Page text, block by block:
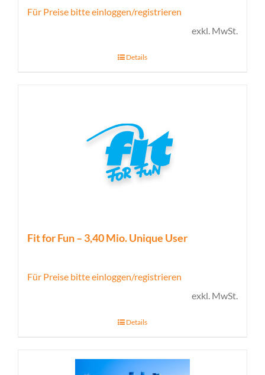
Für Preise bitte einloggen/registrieren
exkl. MwSt.
Details
Fit for Fun – 3,40 Mio. Unique User
Für Preise bitte einloggen/registrieren
exkl. MwSt.
Details